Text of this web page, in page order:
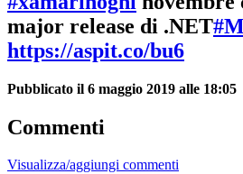
major release di .NET
https://aspit.co/bu6
Pubblicato il 6 maggio 2019 alle 18:05
Commenti
Visualizza/aggiungi commenti